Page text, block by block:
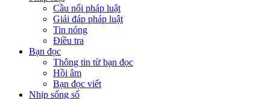
Cầu nối pháp luật
Giải đáp pháp luật
Tin nóng
Điều tra
Bạn đọc
Thông tin từ bạn đọc
Hồi âm
Bạn đọc viết
Nhịp sống số